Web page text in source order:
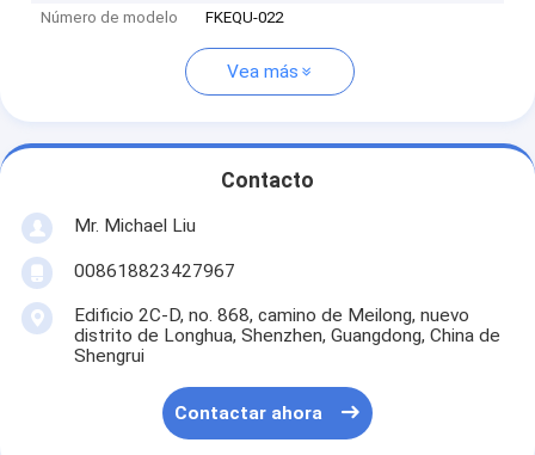
Número de modelo
FKEQU-022
Vea más
Contacto
Mr. Michael Liu
008618823427967
Edificio 2C-D, no. 868, camino de Meilong, nuevo
distrito de Longhua, Shenzhen, Guangdong, China de
Shengrui
Contactar ahora